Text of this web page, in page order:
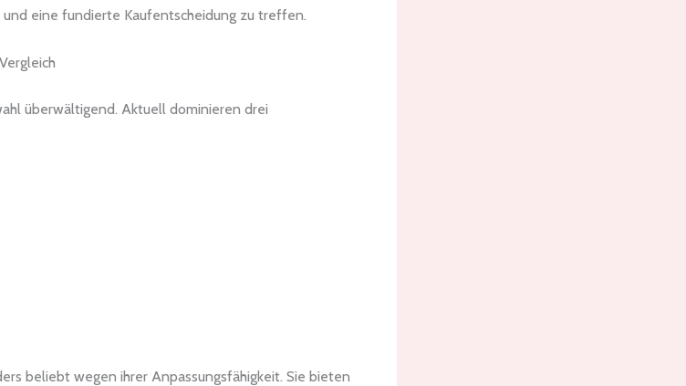
eine fundierte Kaufentscheidung zu treffen.
überwältigend. Aktuell dominieren drei
beliebt wegen ihrer Anpassungsfähigkeit. Sie bieten